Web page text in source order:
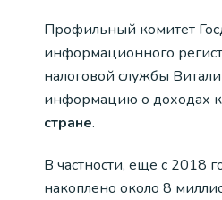
Профильный комитет
информационного
налоговой службы
информацию о доходах
стране.
В частности, еще с 2018
накоплено около 8